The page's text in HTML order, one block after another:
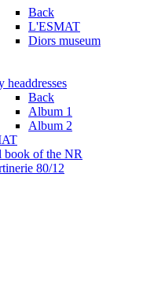
Back
L'ESMAT
Diors museum
headdresses
Back
Album 1
Album 2
book of the NR
80/12